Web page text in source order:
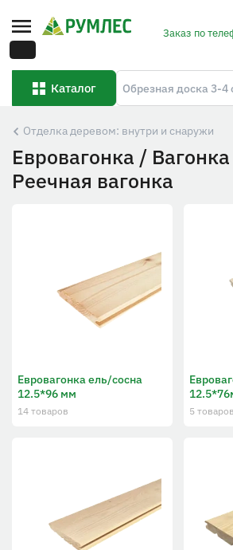
Заказ по
Каталог
Отделка деревом: внутри и снаружи
Евровагонка /
Реечная вагонка
Евровагонка ель/сосна
12.5*96 мм
14 товаров 5 товаров